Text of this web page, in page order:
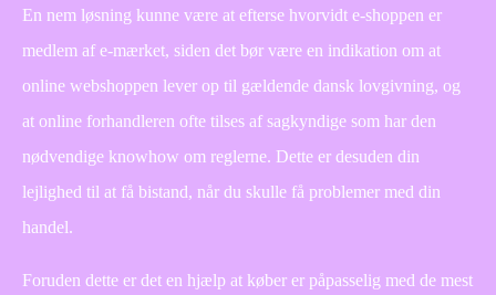
En nem løsning kunne være at efterse hvorvidt e-shoppen er
medlem af e-mærket, siden det bør være en indikation om at
online webshoppen lever op til gældende dansk lovgivning, og
at online forhandleren ofte tilses af sagkyndige som har den
nødvendige knowhow om reglerne. Dette er desuden din
lejlighed til at få bistand, når du skulle få problemer med din
handel.
Foruden dette er det en hjælp at køber er påpasselig med de mest